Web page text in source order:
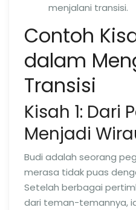
menjalani transisi.
Contoh
dalam
Transisi
Kisah 1: Dari
Menjadi
Budi adalah seorang
merasa tidak puas
Setelah berbagai
dari teman-temannya,